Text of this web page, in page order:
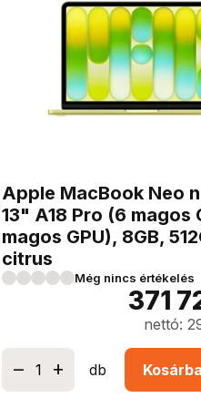
Apple MacBook Neo
13" A18 Pro (6 magos
magos GPU), 8GB,
citrus
Még nincs értékelés
371
nettó:
db